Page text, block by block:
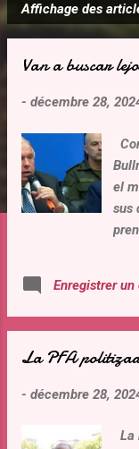
A
r
Affichage des
Van a buscar
- décembre 28,
el
sus
Enregistrer
La PFA
- décembre 28,
La